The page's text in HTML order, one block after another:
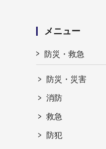
メニュー
防災・救急
防災・災害
消防
救急
防犯